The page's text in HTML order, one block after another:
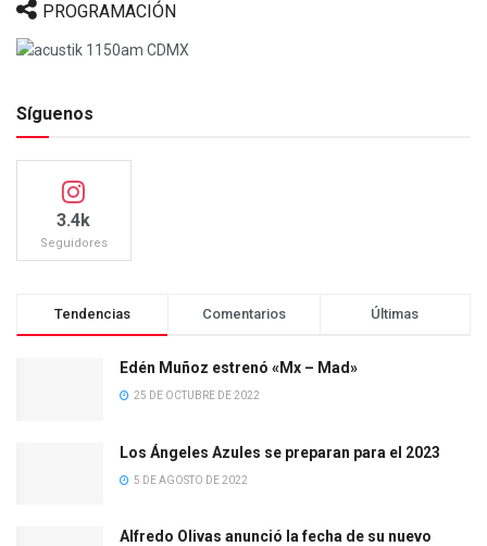
PROGRAMACIÓN
Síguenos
3.4k
Seguidores
Tendencias Comentarios Últimas
Edén Muñoz estrenó «Mx – Mad»
25 DE OCTUBRE DE 2022
Los Ángeles Azules se preparan para el 2023
5 DE AGOSTO DE 2022
Alfredo Olivas anunció la fecha de su nuevo